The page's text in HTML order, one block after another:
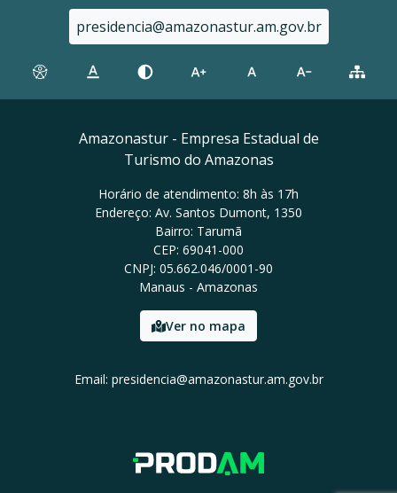
presidencia@amazonastur.am.gov.br
Amazonastur - Empresa Estadual de
Turismo do Amazonas
Horário de atendimento: 8h às 17h
Endereço: Av. Santos Dumont, 1350
Bairro: Tarumã
CEP: 69041-000
CNPJ: 05.662.046/0001-90
Manaus - Amazonas
Ver no mapa
Email: presidencia@amazonastur.am.gov.br